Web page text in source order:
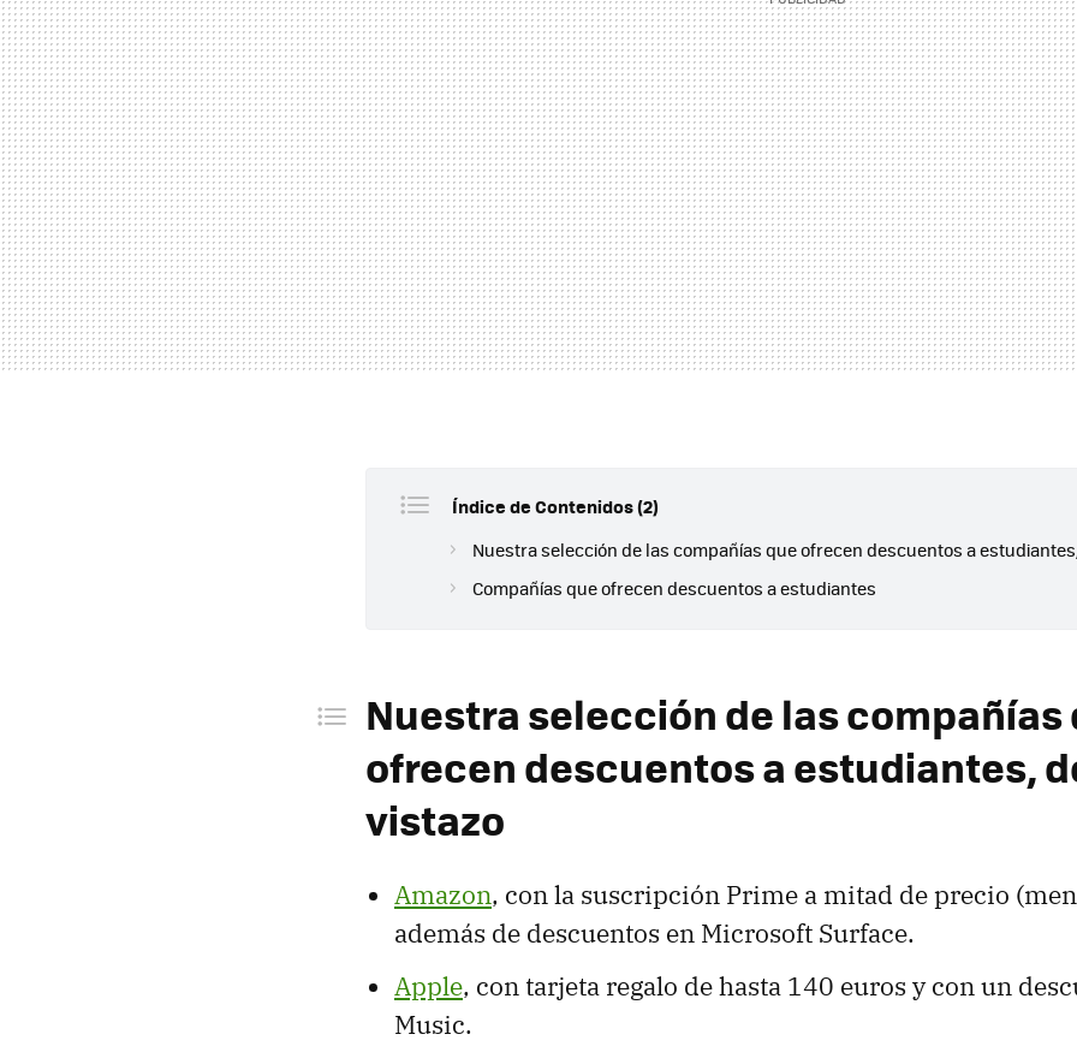
Índice de Contenidos (2)
Nuestra selección de las compañías que ofrecen descuentos a
Compañías que ofrecen descuentos a estudiantes
Nuestra selección de las compañías
ofrecen descuentos a estudiantes,
vistazo
Amazon, con la suscripción Prime a mitad de precio
además de descuentos en Microsoft Surface.
Apple, con tarjeta regalo de hasta 140 euros y con un
Music.